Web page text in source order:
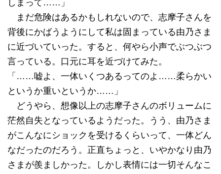
しまって……」
まだ危険はあるかもしれないので、志摩子さんを
背後にかばうようにして私は固まっている由乃さま
に近づいていった。すると、何やら小声でぶつぶつ
言っている。口元に耳を近づけてみた。
「……嘘よ、一体いくつあるってのよ……柔らかい
というか重いというか……」
どうやら、想像以上の志摩子さんのボリュームに
茫然自失となっているようだった。うう、由乃さま
がこんなにショックを受けるくらいって、一体どん
なだったのだろう。正直ちょっと、いやかなり由乃
さまが羨ましかった。しかし表情には一切そんなこ